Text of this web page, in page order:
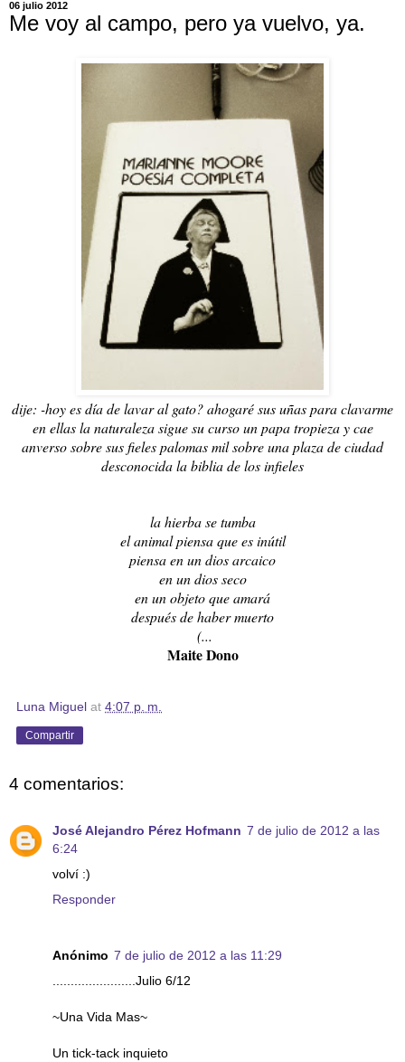
06 julio 2012
Me voy al campo, pero ya vuelvo, ya.
dije: -hoy es día de lavar al gato? ahogaré sus uñas para clavarme
en ellas la naturaleza sigue su curso un papa tropieza y cae
anverso sobre sus fieles palomas mil sobre una plaza de ciudad
desconocida la biblia de los infieles
la hierba se tumba
el animal piensa que es inútil
piensa en un dios arcaico
en un dios seco
en un objeto que amará
después de haber muerto
(...
Maite Dono
Luna Miguel at 4:07 p. m.
Compartir
4 comentarios:
José Alejandro Pérez Hofmann 7 de julio de 2012 a las
6:24
volví :)
Responder
Anónimo 7 de julio de 2012 a las 11:29
.......................Julio 6/12
~Una Vida Mas~
Un tick-tack inquieto